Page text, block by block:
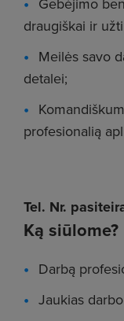
draugiškai ir
Meilės savo
detalei;
profesionalią
Tel. Nr.
Ką siūlome?
Darbą
Jaukias